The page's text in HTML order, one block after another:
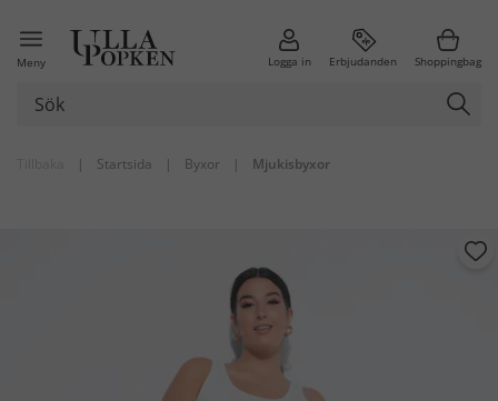
Meny Logga in Erbjudanden Shoppingbag
| Startsida | Byxor | Mjukisbyxor